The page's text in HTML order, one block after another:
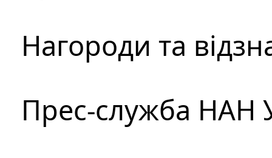
Нагороди та
Прес-служба НАН